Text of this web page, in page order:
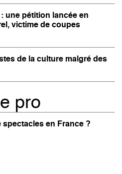
une pétition lancée en
victime de coupes
de la culture malgré des
pro
en France ?